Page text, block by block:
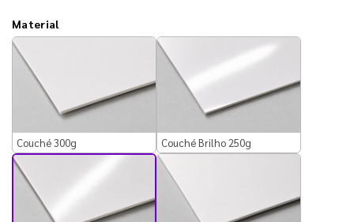
Material
Couché 300g Couché Brilho 250g